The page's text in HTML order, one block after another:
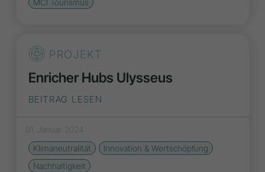
PROJEKT
Enricher Hubs Ulysseus
BEITRAG LESEN
01. Januar 2024
Klimaneutralität
Innovation & Wertschöpfung
Nachhaltigkeit